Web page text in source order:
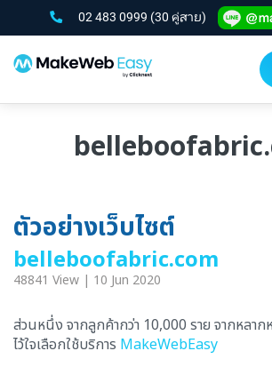
02 483 0999 (30 คู่สาย)
ตัวอย่างเว็บไซต์
belleboofabric.com
48841 View | 10 Jun 2020
ส่วนหนึ่ง จากลูกค้ากว่า 10,000 ราย จากหลาก
ไว้ใจเลือกใช้บริการ MakeWebEasy